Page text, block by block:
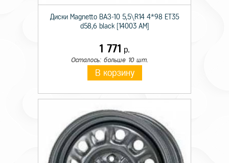
Диски Magnetto ВАЗ-10 5,5\R14 4*98 ET35
d58,6 black [14003 AM]
1 771 р.
Осталось: больше 10 шт.
В корзину